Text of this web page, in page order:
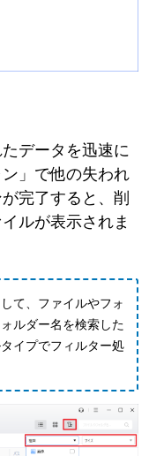
データを迅速に
」で他の失われ
完了すると、削
ルが表示されま
て、ファイルやフォ
ルダー名を検索した
イプでフィルター処